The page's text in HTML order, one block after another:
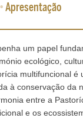
•Apresentação
um papel
ecológico,
multifuncional é
à conservação da
entre a
e os